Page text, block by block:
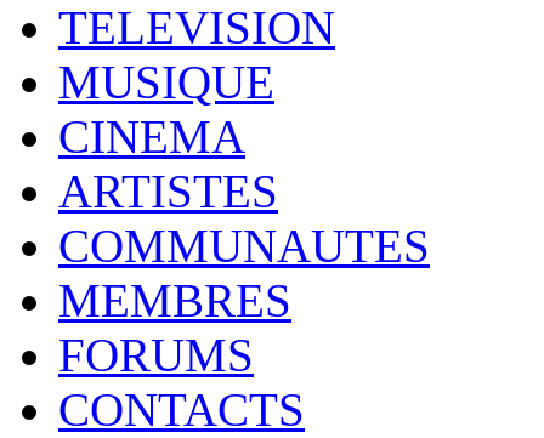
TELEVISION
MUSIQUE
CINEMA
ARTISTES
COMMUNAUTES
MEMBRES
FORUMS
CONTACTS